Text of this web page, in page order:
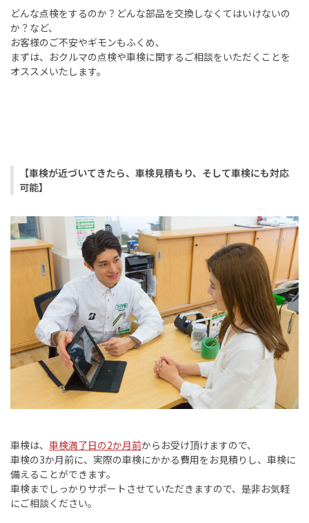
どんな点検をするのか？どんな部品を交換しなくてはいけないの
か？など、
お客様のご不安やギモンもふくめ、
まずは、おクルマの点検や車検に関するご相談をいただくことを
オススメいたします。
【車検が近づいてきたら、車検見積もり、そして車検にも対応
可能】
車検は、 車検満了日の2か月前からお受け頂けますので、
車検の3か月前に、実際の車検にかかる費用をお見積りし、車検に
備えることができます。
車検までしっかりサポートさせていただきますので、是非お気軽
にご相談ください。